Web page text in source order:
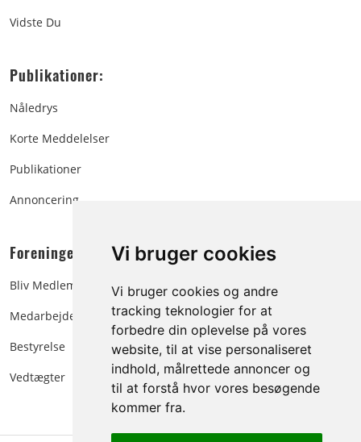
Vi bruger cookies
Vi bruger cookies og andre
tracking teknologier for at
forbedre din oplevelse på vores
website, til at vise personaliseret
indhold, målrettede annoncer og
til at forstå hvor vores besøgende
kommer fra.
Vidste Du
Publikationer:
Nåledrys
Korte Meddelelser
Publikationer
Annoncering
Foreningen:
Bliv Medlem
Medarbejdere
Bestyrelse
Vedtægter